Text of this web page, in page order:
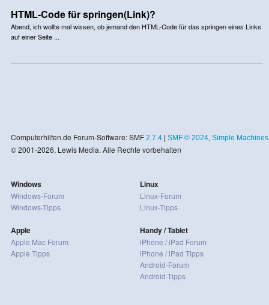
HTML-Code für springen(Link)?
Abend, ich wollte mal wissen, ob jemand den HTML-Code für das springen eines Links
auf einer Seite ...
Computerhilfen.de Forum-Software: SMF 2.7.4| SMF © 2024, Simple Machines
© 2001-2026, Lewis Media. Alle Rechte vorbehalten
Windows
Windows-Forum
Windows-Tipps
Apple
Apple Mac Forum
Apple Tipps
Linux
Linux-Forum
Linux-Tipps
Handy / Tablet
iPhone / iPad Forum
iPhone / iPad Tipps
Android-Forum
Android-Tipps